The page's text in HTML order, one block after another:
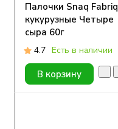
Палочки Snaq Fabriq
кукурузные Четыре
сыра 60г
4.7 Есть в наличии
В корзину